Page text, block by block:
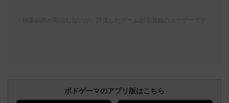
ボドゲーマのアプリ版はこちら